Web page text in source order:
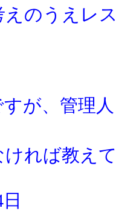
えのうえレ
すが、管理
ければ教え